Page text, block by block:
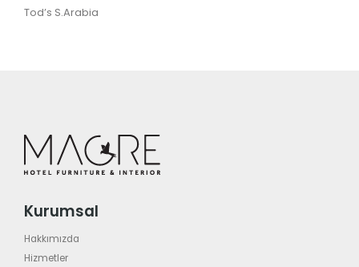
Tod’s S.Arabia
Kurumsal
Hakkımızda
Hizmetler